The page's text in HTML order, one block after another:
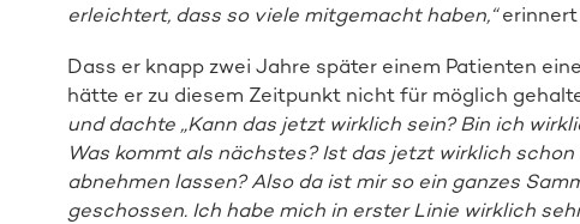
erleichtert, dass so viele mitgemacht haben,“
Dass er knapp zwei Jahre später einem Patienten
hätte er zu diesem Zeitpunkt nicht für möglich
und dachte „Kann das jetzt wirklich sein? Bin ich
Was kommt als nächstes? Ist das jetzt wirklich
abnehmen lassen? Also da ist mir so ein ganzes
geschossen. Ich habe mich in erster Linie wirklich